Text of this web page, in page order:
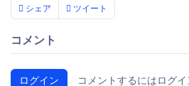
シェア ツイート
コメント
ログイン コメントするにはログイ